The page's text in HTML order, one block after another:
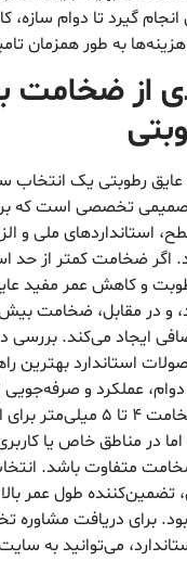
گیرد تا دوام سازه،
به طور همزمان
از ضخامت
رطوبتی یک انتخاب
تخصصی است که
استانداردهای ملی و
اگر ضخامت کمتر از حد
و کاهش عمر مفید
و در مقابل، ضخامت بیش
ایجاد می‌کند. بررسی
استاندارد بهترین
دوام، عملکرد و
به طور کلی، ضخامت ۴ تا ۵
در مناطق خاص یا
متفاوت باشد.
تضمین‌کننده طول عمر
بود. برای دریافت
می‌توانید به